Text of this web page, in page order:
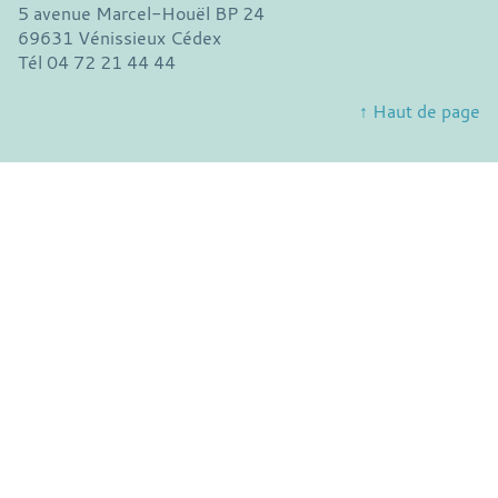
5 avenue Marcel-Houël BP 24
69631 Vénissieux Cédex
Tél 04 72 21 44 44
↑ Haut de page